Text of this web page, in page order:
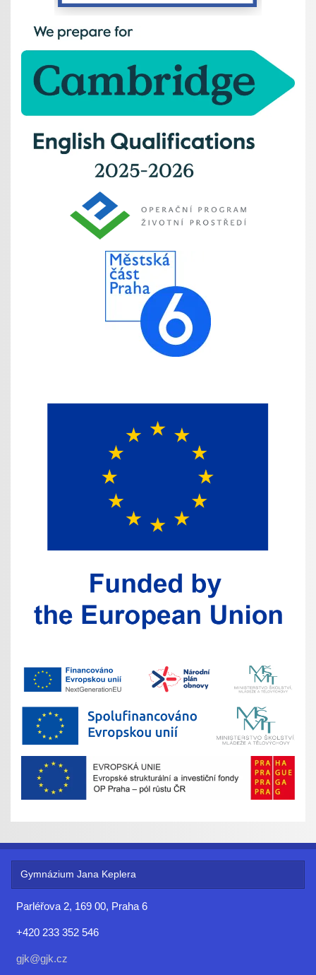
Gymnázium Jana Keplera
Parléřova 2, 169 00, Praha 6
+420 233 352 546
gjk@gjk.cz